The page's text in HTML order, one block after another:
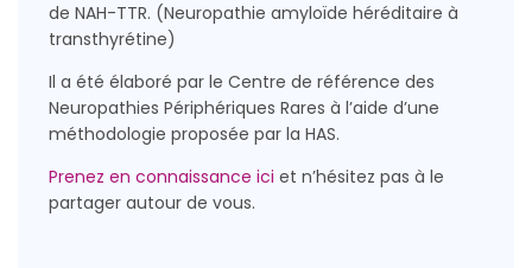
de NAH-TTR. (Neuropathie amyloïde héréditaire à
transthyrétine)
Il a été élaboré par le Centre de référence des
Neuropathies Périphériques Rares à l’aide d’une
méthodologie proposée par la HAS.
Prenez en connaissance ici et n’hésitez pas à le
partager autour de vous.